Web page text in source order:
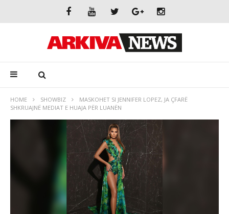
HOME SHOWBIZ
MASKOHET SI JENNIFER LOPEZ, JA ÇFARË
SHKRUAJNË MEDIAT E HUAJA PËR LUANËN